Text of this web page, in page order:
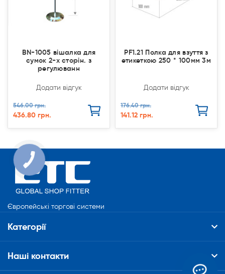
BN-1005 вішалка для
сумок 2-х сторін. з
регулюванн
Додати відгук
546.00 грн.
436.80 грн.
PF1.21 Полка для взуття з
етикеткою 250 * 100мм 3м
Додати відгук
176.40 грн.
141.12 грн.
Європейські торгові системи
Категорії
Наші контакти
КНОПКА
СВЯЗИ